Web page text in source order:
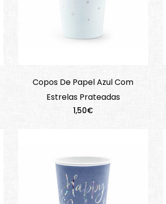
Copos De Papel Azul Com
Estrelas Prateadas
1,50€